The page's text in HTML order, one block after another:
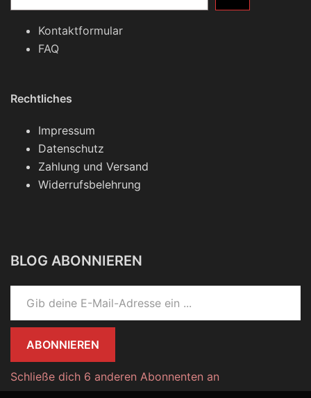
Kontaktformular
FAQ
Rechtliches
Impressum
Datenschutz
Zahlung und Versand
Widerrufsbelehrung
BLOG ABONNIEREN
Gib deine E-Mail-Adresse ein ...
ABONNIEREN
Schließe dich 6 anderen Abonnenten an